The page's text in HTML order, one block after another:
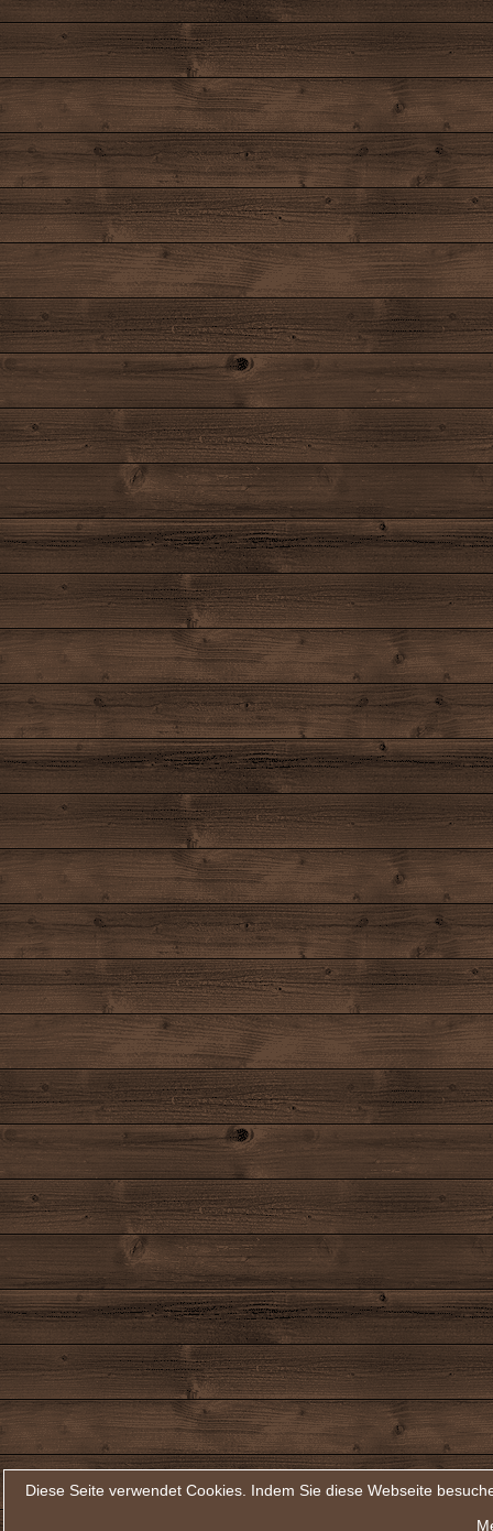
Diese Seite verwendet Cookies. Indem Sie diese Webseite